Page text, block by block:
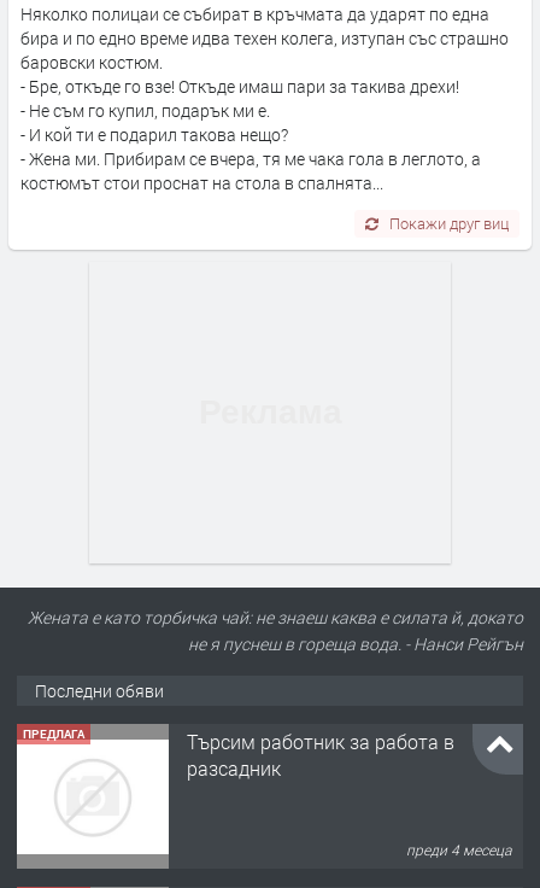
Няколко полицаи се събират в кръчмата да ударят по една
бира и по едно време идва техен колега, изтупан със страшно
баровски костюм.
- Бре, откъде го взе! Откъде имаш пари за такива дрехи!
- Не съм го купил, подарък ми е.
- И кой ти е подарил такова нещо?
- Жена ми. Прибирам се вчера, тя ме чака гола в леглото, а
костюмът стои проснат на стола в спалнята...
Покажи друг виц
Жената е като торбичка чай: не знаеш каква е силата й, докато
не я пуснеш в гореща вода. - Нанси Рейгън
Последни обяви
ПРЕДЛАГА 🌱 Работник в разсадник